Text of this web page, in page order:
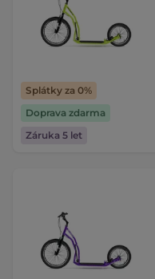
Splátky za 0%
Doprava zdarma
Záruka 5 let